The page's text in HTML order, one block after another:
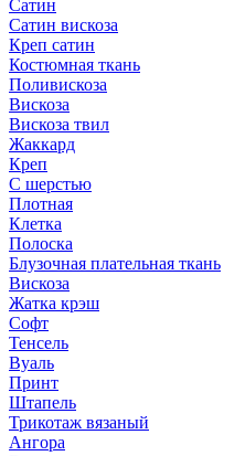
Сатин
Сатин вискоза
Креп сатин
Костюмная ткань
Поливискоза
Вискоза
Вискоза твил
Жаккард
Креп
С шерстью
Плотная
Клетка
Полоска
Блузочная плательная ткань
Вискоза
Жатка крэш
Софт
Тенсель
Вуаль
Принт
Штапель
Трикотаж вязаный
Ангора